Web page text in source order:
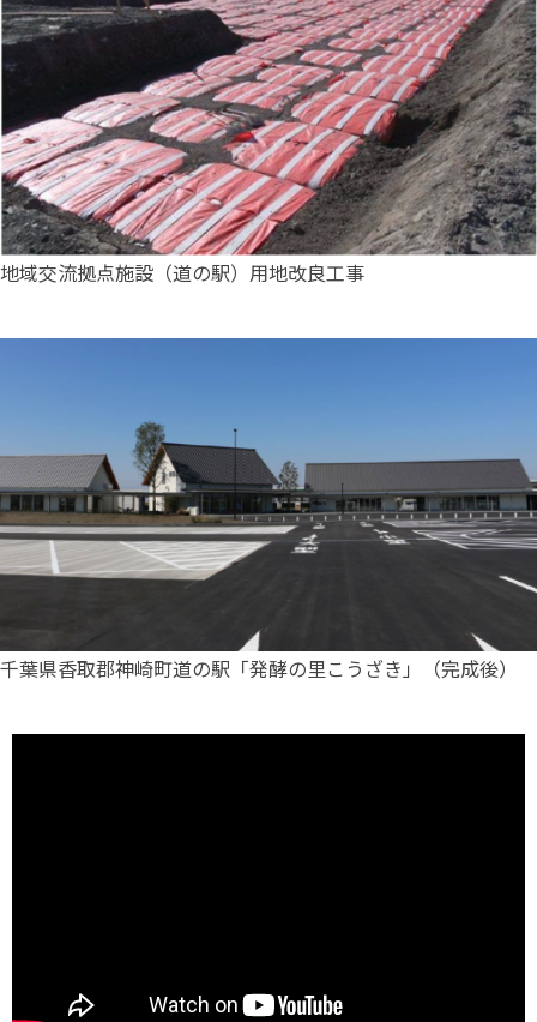
地域交流拠点施設（道の駅）用地改良工事
千葉県香取郡神崎町道の駅「発酵の里こうざき」（完成後）